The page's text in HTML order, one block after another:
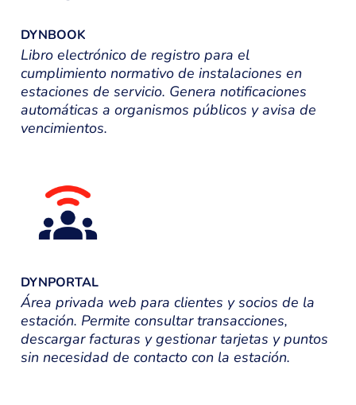
DYNBOOK
Libro electrónico de registro para el
cumplimiento normativo de instalaciones en
estaciones de servicio. Genera notificaciones
automáticas a organismos públicos y avisa de
vencimientos.
DYNPORTAL
Área privada web para clientes y socios de la
estación. Permite consultar transacciones,
descargar facturas y gestionar tarjetas y puntos
sin necesidad de contacto con la estación.